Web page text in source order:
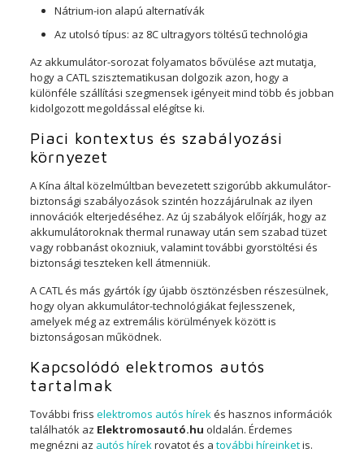
Nátrium-ion alapú alternatívák
Az utolsó típus: az 8C ultragyors töltésű technológia
Az akkumulátor-sorozat folyamatos bővülése azt mutatja,
hogy a CATL szisztematikusan dolgozik azon, hogy a
különféle szállítási szegmensek igényeit mind több és jobban
kidolgozott megoldással elégítse ki.
Piaci kontextus és szabályozási
környezet
A Kína által közelmúltban bevezetett szigorúbb akkumulátor-
biztonsági szabályozások szintén hozzájárulnak az ilyen
innovációk elterjedéséhez. Az új szabályok előírják, hogy az
akkumulátoroknak thermal runaway után sem szabad tüzet
vagy robbanást okozniuk, valamint további gyorstöltési és
biztonsági teszteken kell átmenniük.
A CATL és más gyártók így újabb ösztönzésben részesülnek,
hogy olyan akkumulátor-technológiákat fejlesszenek,
amelyek még az extremális körülmények között is
biztonságosan működnek.
Kapcsolódó elektromos autós
tartalmak
További friss elektromos autós hírekés hasznos információk
találhatók az Elektromosautó.hu oldalán. Érdemes
megnézni az autós hírekrovatot és a további híreinketis.